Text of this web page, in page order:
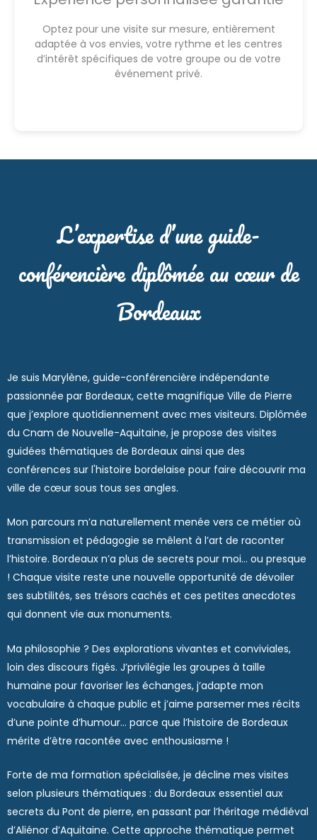
Optez pour une visite sur mesure, entièrement
adaptée à vos envies, votre rythme et les centres
d’intérêt spécifiques de votre groupe ou de votre
événement privé.
L’expertise d’une guide-
conférencière diplômée au cœur de
Bordeaux
Je suis Marylène, guide-conférencière indépendante
passionnée par Bordeaux, cette magnifique Ville de Pierre
que j’explore quotidiennement avec mes visiteurs. Diplômée
du Cnam de Nouvelle-Aquitaine, je propose des visites
guidées thématiques de Bordeaux ainsi que des
conférences sur l'histoire bordelaise pour faire découvrir ma
ville de cœur sous tous ses angles.
Mon parcours m’a naturellement menée vers ce métier où
transmission et pédagogie se mêlent à l’art de raconter
l’histoire. Bordeaux n’a plus de secrets pour moi… ou presque
! Chaque visite reste une nouvelle opportunité de dévoiler
ses subtilités, ses trésors cachés et ces petites anecdotes
qui donnent vie aux monuments.
Ma philosophie ? Des explorations vivantes et conviviales,
loin des discours figés. J’privilégie les groupes à taille
humaine pour favoriser les échanges, j’adapte mon
vocabulaire à chaque public et j’aime parsemer mes récits
d’une pointe d’humour… parce que l’histoire de Bordeaux
mérite d’être racontée avec enthousiasme !
Forte de ma formation spécialisée, je décline mes visites
selon plusieurs thématiques : du Bordeaux essentiel aux
secrets du Pont de pierre, en passant par l’héritage médiéval
d’Aliénor d’Aquitaine. Cette approche thématique permet